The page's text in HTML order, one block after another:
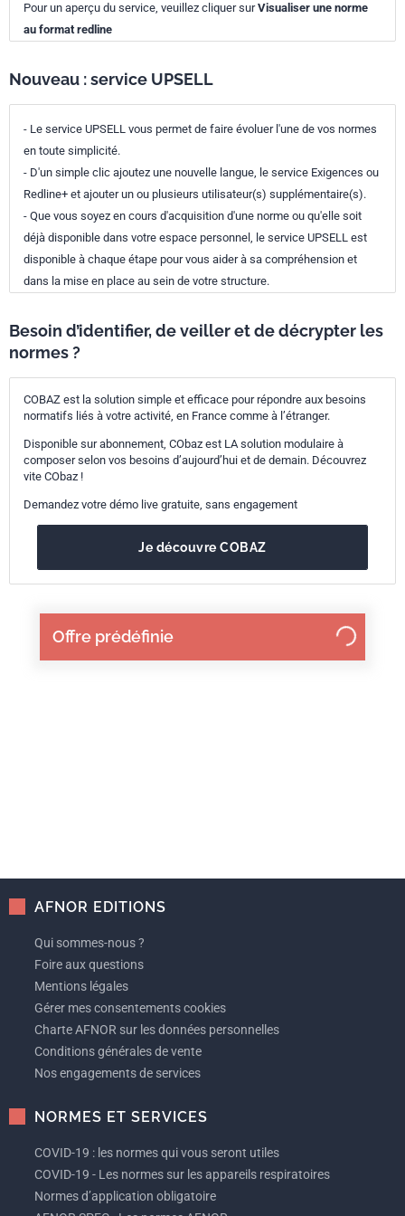
Offre prédéfinie
Pour un aperçu du service, veuillez cliquer surVisualiser une norme
au format redline
Nouveau : service UPSELL
- Le service UPSELL vous permet de faire évoluer l'une de vos normes
en toute simplicité.
- D'un simple clic ajoutez une nouvelle langue, le service Exigences ou
Redline+ et ajouter un ou plusieurs utilisateur(s) supplémentaire(s).
- Que vous soyez en cours d'acquisition d'une norme ou qu'elle soit
déjà disponible dans votre espace personnel, le service UPSELL est
disponible à chaque étape pour vous aider à sa compréhension et
dans la mise en place au sein de votre structure.
Besoin d’identifier, de veiller et de décrypter les
normes ?
COBAZ est la solution simple et efficace pour répondre aux besoins
normatifs liés à votre activité, en France comme à l’étranger.
Disponible sur abonnement, CObaz est LA solution modulaire à
composer selon vos besoins d’aujourd’hui et de demain. Découvrez
vite CObaz !
Demandez votre démo live gratuite, sans engagement
Je découvre COBAZ
AFNOR EDITIONS
Qui sommes-nous ?
Foire aux questions
Mentions légales
Gérer mes consentements cookies
Charte AFNOR sur les données personnelles
Conditions générales de vente
Nos engagements de services
NORMES ET SERVICES
COVID-19 : les normes qui vous seront utiles
COVID-19 - Les normes sur les appareils respiratoires
Normes d’application obligatoire